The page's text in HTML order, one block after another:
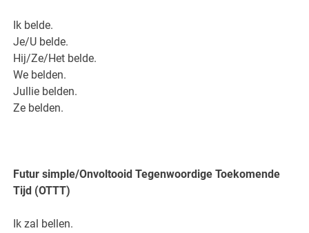
Ik belde.
Je/U belde.
Hij/Ze/Het belde.
We belden.
Jullie belden.
Ze belden.
Futur simple/Onvoltooid Tegenwoordige Toekomende
Tijd (OTTT)
Ik zal bellen.